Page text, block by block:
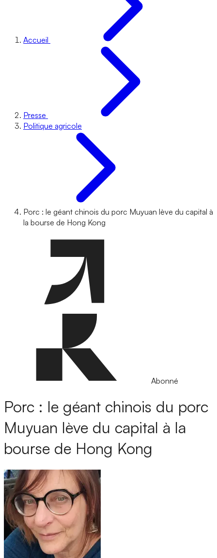
Accueil
Presse
Politique agricole
Porc : le géant chinois du porc Muyuan lève du capital à
la bourse de Hong Kong
Abonné
Porc : le géant chinois du porc
Muyuan lève du capital à la
bourse de Hong Kong